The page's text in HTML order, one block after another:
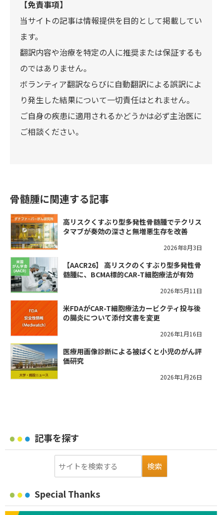
【免責事項】
当サイトの記事は情報提供を目的として掲載してい
ます。
翻訳内容や治療を特定の人に推奨または保証するも
のではありません。
ボランティア翻訳ならびに自動翻訳による誤訳によ
り発生した結果について一切責任はとれません。
ご自身の疾患に適用されるかどうかは必ず主治医に
ご相談ください。
骨髄腫に関連する記事
高リスクくすぶり型多発性骨髄腫でテクリス
タマブが奏効の深さと無増悪生存を改善
2026年8月3日
【AACR26】 高リスクのくすぶり型多発性骨
髄腫に、BCMA標的CAR-T細胞療法が有効
2026年5月11日
米FDAがCAR-T細胞療法カービクティ投与後
の腸炎について添付文書を変更
2026年1月16日
医療用画像診断による被ばくと小児のがん評
価研究
2026年1月26日
記事を探す
Special Thanks